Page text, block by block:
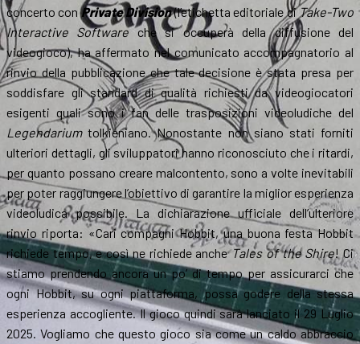
concerto conPrivate Division(l’etichetta editoriale diTake-Two
Interactive Softwareche si occuperà della diffusione del
videogioco), ha affermato nel comunicato accompagnatorio al
rinvio della pubblicazione che tale decisione è stata presa per
soddisfare gli standard di qualità richiesti da videogiocatori
esigenti quali sono i fan delle trasposizioni videoludiche del
Legendariumtolkieniano. Nonostante non siano stati forniti
ulteriori dettagli, gli sviluppatori hanno riconosciuto che i ritardi,
per quanto possano creare malcontento, sono a volte inevitabili
per poter raggiungere l’obiettivo di garantire la miglior esperienza
videoludica possibile. La dichiarazione ufficiale dell’ulteriore
rinvio riporta: «Cari compagni Hobbit, una buona festa Hobbit
richiede tempo, e così ne richiede ancheTales of the Shire! Ci
stiamo prendendo ancora un po’ di tempo per assicurarci che
ogni Hobbit, su ogni piattaforma, possa godere della stessa
esperienza accogliente. Il gioco quindi sarà lanciato il 29 Luglio
2025. Vogliamo che questo gioco sia come un caldo abbraccio